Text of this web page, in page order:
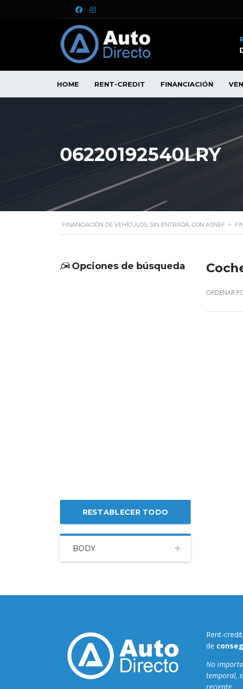
HOME RENT-CREDIT FINANCIACIÓN
06220192540LRY
FINANCIACIÓN DE VEHÍCULOS: SIN ENTRADA, CON ASNEF >
Opciones de búsqueda
RESTABLECER TODO
BODY
ORDENAR
Rent-
de
No
temporal,
reciente